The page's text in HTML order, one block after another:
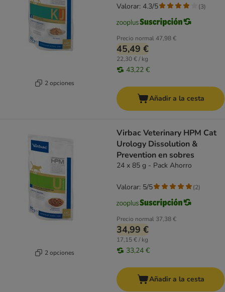
2 opciones
Precio normal47,98 €
45,49 €
22,30 € / kg
43,22 €
Valorar: 4.3/5 (3)
Añadir a la cesta
2 opciones
Virbac Veterinary HPM Cat
Urology Dissolution &
Prevention en sobres
24 x 85 g - Pack Ahorro
Precio normal 37,38 €
34,99 €
17,15 € / kg
33,24 €
Valorar: 5/5 (2)
Añadir a la cesta